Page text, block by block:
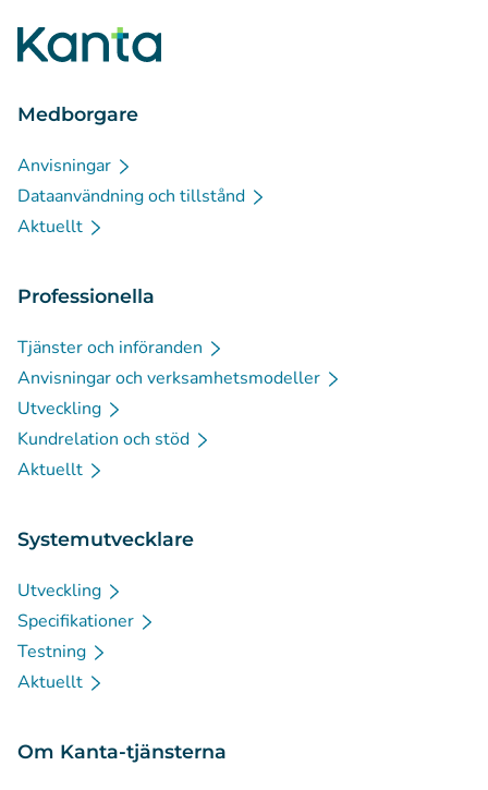
Medborgare
Anvisningar
Dataanvändning och tillstånd
Aktuellt
Professionella
Tjänster och införanden
Anvisningar och verksamhetsmodeller
Utveckling
Kundrelation och stöd
Aktuellt
Systemutvecklare
Utveckling
Specifikationer
Testning
Aktuellt
Om Kanta-tjänsterna